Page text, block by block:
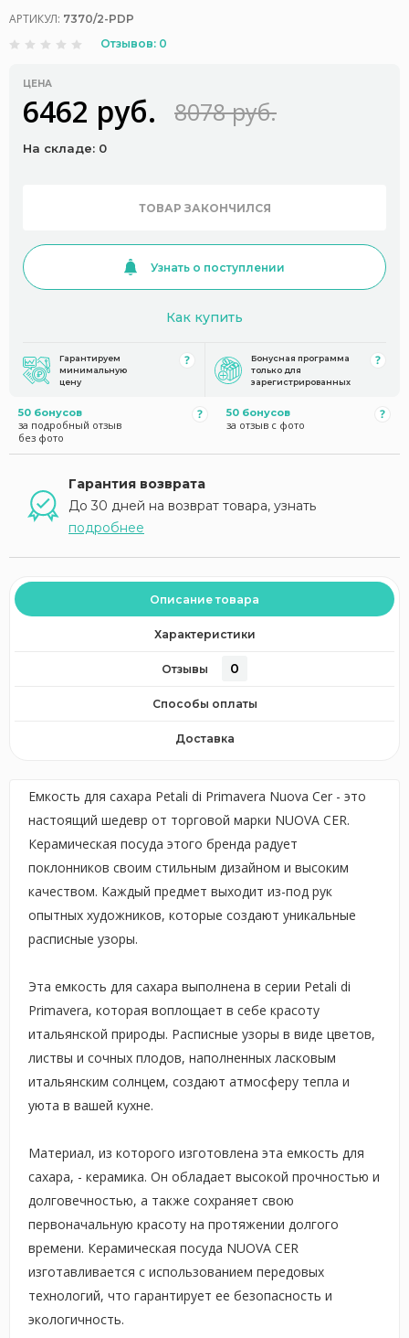
АРТИКУЛ: 7370/2-PDP
Отзывов: 0
ЦЕНА
6462 руб. 8078 руб.
На складе: 0
ТОВАР ЗАКОНЧИЛСЯ
Узнать о поступлении
Как купить
Гарантируем
минимальную
цену
Бонусная программа
только для
зарегистрированных
50 бонусов
за подробный отзыв
без фото
50 бонусов
за отзыв с фото
Гарантия возврата
До 30 дней на возврат товара, узнать
подробнее
Описание товара
Характеристики
Отзывы 0
Способы оплаты
Доставка
Емкость для сахара Petali di Primavera Nuova Cer - это
настоящий шедевр от торговой марки NUOVA CER.
Керамическая посуда этого бренда радует
поклонников своим стильным дизайном и высоким
качеством. Каждый предмет выходит из-под рук
опытных художников, которые создают уникальные
расписные узоры.
Эта емкость для сахара выполнена в серии Petali di
Primavera, которая воплощает в себе красоту
итальянской природы. Расписные узоры в виде цветов,
листвы и сочных плодов, наполненных ласковым
итальянским солнцем, создают атмосферу тепла и
уюта в вашей кухне.
Материал, из которого изготовлена эта емкость для
сахара, - керамика. Он обладает высокой прочностью и
долговечностью, а также сохраняет свою
первоначальную красоту на протяжении долгого
времени. Керамическая посуда NUOVA CER
изготавливается с использованием передовых
технологий, что гарантирует ее безопасность и
экологичность.